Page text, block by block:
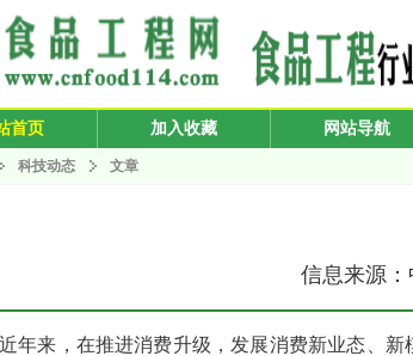
首页 加入收藏 网站导航
科技动态 文章
信息来源
近年来，在推进消费升级，发展消费新业态、